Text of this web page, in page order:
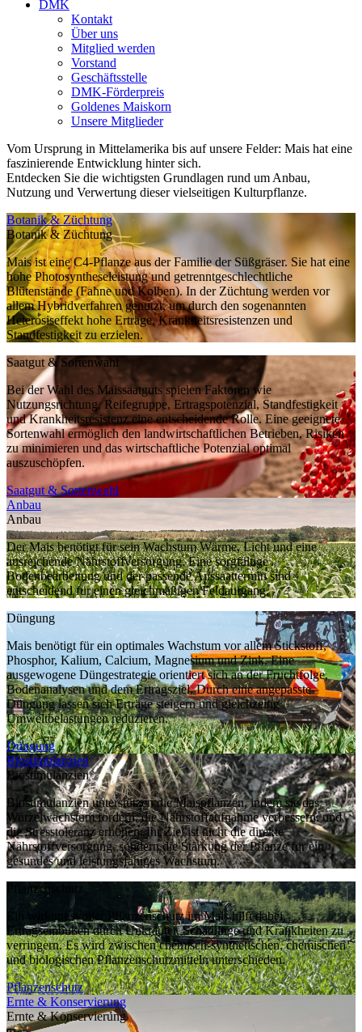
DMK
Kontakt
Über uns
Mitglied werden
Vorstand
Geschäftsstelle
DMK-Förderpreis
Goldenes Maiskorn
Unsere Mitglieder
Vom Ursprung in Mittelamerika bis auf unsere Felder: Mais hat eine
faszinierende Entwicklung hinter sich.
Entdecken Sie die wichtigsten Grundlagen rund um Anbau,
Nutzung und Verwertung dieser vielseitigen Kulturpflanze.
Botanik & Züchtung
Botanik & Züchtung
Mais ist eine C4-Pflanze aus der Familie der Süßgräser. Sie hat eine
hohe Photosyntheseleistung und getrenntgeschlechtliche
Blütenstände (Fahne und Kolben). In der Züchtung werden vor
allem Hybridverfahren genutzt, um durch den sogenannten
Heterosiseffekt hohe Erträge, Krankheitsresistenzen und
Standfestigkeit zu erzielen.
Saatgut & Sortenwahl
Bei der Wahl des Maissaatguts spielen Faktoren wie
Nutzungsrichtung, Reifegruppe, Ertragspotenzial, Standfestigkeit
und Krankheitsresistenz eine entscheidende Rolle. Eine geeignete
Sortenwahl ermöglich den landwirtschaftlichen Betrieben, Risiken
zu minimieren und das wirtschaftliche Potenzial optimal
auszuschöpfen.
Saatgut & Sortenwahl
Anbau
Anbau
Der Mais benötigt für sein Wachstum Wärme, Licht und eine
ausreichende Nährstoffversorgung. Eine sorgfältige
Bodenbearbeitung und der passende Aussaattermin sind
entscheidend für einen gleichmäßigen Feldaufgang.
Düngung
Mais benötigt für ein optimales Wachstum vor allem Stickstoff,
Phosphor, Kalium, Calcium, Magnesium und Zink. Eine
ausgewogene Düngestrategie orientiert sich an der Fruchtfolge,
Bodenanalysen und dem Ertragsziel. Durch eine angepasste
Düngung lassen sich Erträge steigern und gleichzeitig
Umweltbelastungen reduzieren.
Düngung
Biostimulanzien
Biostimulanzien
Biostimulanzien unterstützen die Maispflanzen, indem sie das
Wurzelwachstum fördern, die Nährstoffaufnahme verbessern, und
die Stresstoleranz erhöhen. Ihr Ziel ist nicht die direkte
Nährstoffversorgung, sondern die Stärkung der Pflanze für ein
gesundes und leistungsfähiges Wachstum.
Pflanzenschutz
Ein wirkungsvoller Pflanzenschutz im Mais hilft dabei,
Ertragseinbußen durch Unkräuter, Schädlinge und Krankheiten zu
verringern. Es wird zwischen chemisch-synthetischen, chemischen
und biologischen Pflanzenschutzmitteln unterschieden.
Pflanzenschutz
Ernte & Konservierung
Ernte & Konservierung